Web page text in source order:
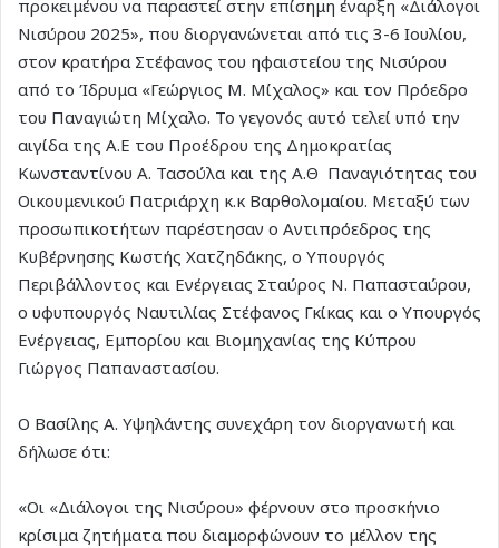
προκειμένου να παραστεί στην επίσημη έναρξη «Διάλογοι
Νισύρου 2025», που διοργανώνεται από τις 3-6 Ιουλίου,
στον κρατήρα Στέφανος του ηφαιστείου της Νισύρου
από το Ίδρυμα «Γεώργιος Μ. Μίχαλος» και τον Πρόεδρο
του Παναγιώτη Μίχαλο. Το γεγονός αυτό τελεί υπό την
αιγίδα της Α.Ε του Προέδρου της Δημοκρατίας
Κωνσταντίνου Α. Τασούλα και της Α.Θ Παναγιότητας του
Οικουμενικού Πατριάρχη κ.κ Βαρθολομαίου. Μεταξύ των
προσωπικοτήτων παρέστησαν ο Αντιπρόεδρος της
Κυβέρνησης Κωστής Χατζηδάκης, ο Υπουργός
Περιβάλλοντος και Ενέργειας Σταύρος Ν. Παπασταύρου,
ο υφυπουργός Ναυτιλίας Στέφανος Γκίκας και ο Υπουργός
Ενέργειας, Εμπορίου και Βιομηχανίας της Κύπρου
Γιώργος Παπαναστασίου.
Ο Βασίλης Α. Υψηλάντης συνεχάρη τον διοργανωτή και
δήλωσε ότι:
«Οι «Διάλογοι της Νισύρου» φέρνουν στο προσκήνιο
κρίσιμα ζητήματα που διαμορφώνουν το μέλλον της